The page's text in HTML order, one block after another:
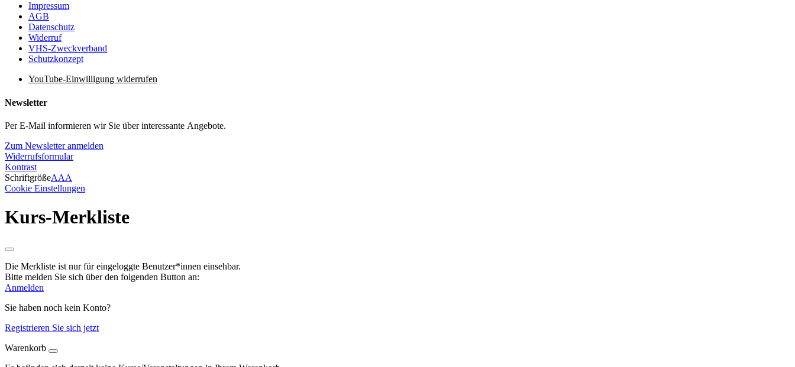
Impressum
AGB
Datenschutz
Widerruf
VHS-Zweckverband
Schutzkonzept
YouTube-Einwilligung widerrufen
Newsletter
Per E-Mail informieren wir Sie über interessante Angebote.
Zum Newsletter anmelden
Widerrufsformular
Kontrast
SchriftgrößeAAA
Cookie Einstellungen
Kurs-Merkliste
Die Merkliste ist nur für eingeloggte Benutzer*innen einsehbar.
Bitte melden Sie sich über den folgenden Button an:
Anmelden
Sie haben noch kein Konto?
Registrieren Sie sich jetzt
Warenkorb